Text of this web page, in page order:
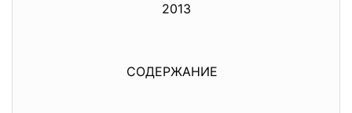
2013
СОДЕРЖАНИЕ